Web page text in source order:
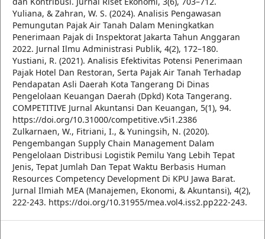
Yuliana, & Zahran, W. S. (2024). Analisis Pengawasan
Pemungutan Pajak Air Tanah Dalam Meningkatkan
Penerimaan Pajak di Inspektorat Jakarta Tahun Anggaran
2022. Jurnal Ilmu Administrasi Publik, 4(2), 172–180.
Yustiani, R. (2021). Analisis Efektivitas Potensi Penerimaan
Pajak Hotel Dan Restoran, Serta Pajak Air Tanah Terhadap
Pendapatan Asli Daerah Kota Tangerang Di Dinas
Pengelolaan Keuangan Daerah (Dpkd) Kota Tangerang.
COMPETITIVE Jurnal Akuntansi Dan Keuangan, 5(1), 94.
https://doi.org/10.31000/competitive.v5i1.2386
Zulkarnaen, W., Fitriani, I., & Yuningsih, N. (2020).
Pengembangan Supply Chain Management Dalam
Pengelolaan Distribusi Logistik Pemilu Yang Lebih Tepat
Jenis, Tepat Jumlah Dan Tepat Waktu Berbasis Human
Resources Competency Development Di KPU Jawa Barat.
Jurnal Ilmiah MEA (Manajemen, Ekonomi, & Akuntansi), 4(2),
222-243. https://doi.org/10.31955/mea.vol4.iss2.pp222-243.